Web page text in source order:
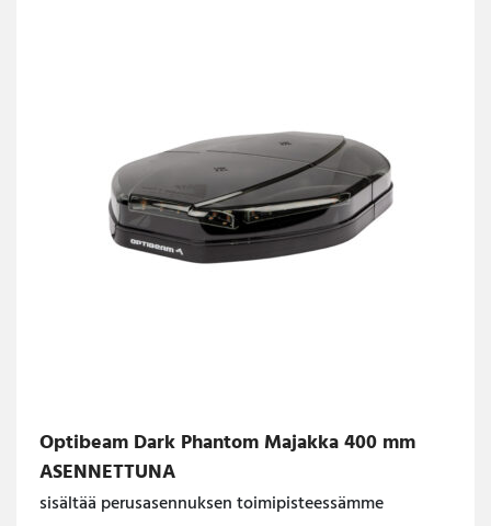
Optibeam Dark Phantom Majakka 400 mm
ASENNETTUNA
sisältää perusasennuksen toimipisteessämme